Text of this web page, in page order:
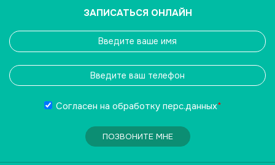
ЗАПИСАТЬСЯ ОНЛАЙН
Согласен на обработку перс.данных*
ПОЗВОНИТЕ МНЕ